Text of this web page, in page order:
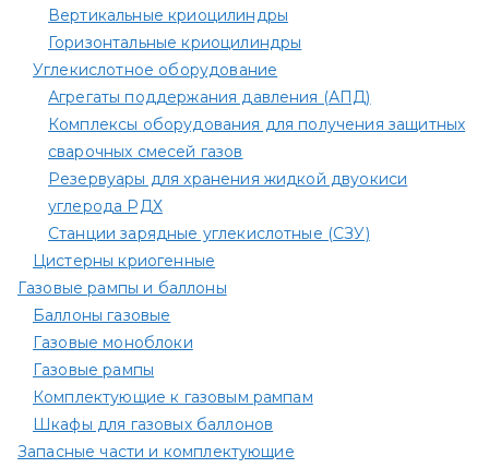
Вертикальные криоцилиндры
Горизонтальные криоцилиндры
Углекислотное оборудование
Агрегаты поддержания давления (АПД)
Комплексы оборудования для получения защитных
сварочных смесей газов
Резервуары для хранения жидкой двуокиси
углерода РДХ
Станции зарядные углекислотные (СЗУ)
Цистерны криогенные
Газовые рампы и баллоны
Баллоны газовые
Газовые моноблоки
Газовые рампы
Комплектующие к газовым рампам​
Шкафы для газовых баллонов
Запасные части и комплектующие